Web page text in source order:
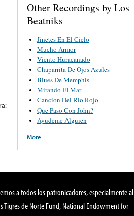
Other Recordings by Los
Beatniks
Jinetes En El Cielo
Mucho Armor
Viento Huracanado
Chaparrita De Ojos Azules
Blues De Memphis
Mirando El Mar
Cancion Del Rio Rojo
Que Paso Con John?
Ayudeme Alguien
More
a todos los patronicadores, especialmente al
Tigres de Norte Fund, National Endowment for